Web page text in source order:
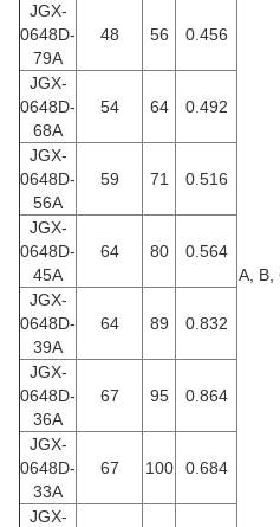
JGX-
0648D-
79A
48 56 0.456
Α, Β,
JGX-
0648D-
68A
54 64 0.492
JGX-
0648D-
56A
59 71 0.516
JGX-
0648D-
45A
64 80 0.564
JGX-
0648D-
39Α
64 89 0.832
JGX-
0648D-
36A
67 95 0.864
JGX-
0648D-
33A
67 100 0.684
JGX-